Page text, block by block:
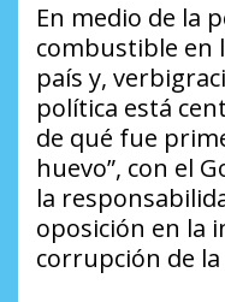
En medio de la
combustible en
país y,
política está
de qué fue
huevo”, con el
la
oposición en la
corrupción de